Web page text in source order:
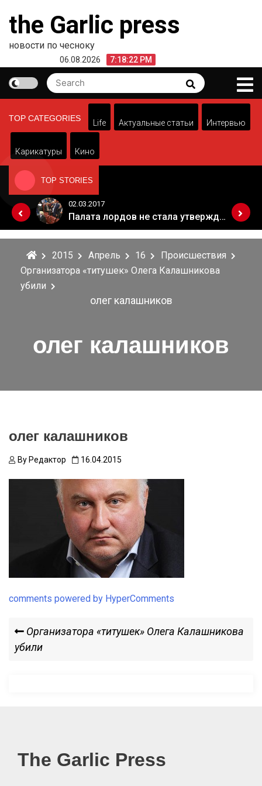
content
the Garlic press
новости по чесноку
06.08.2026 7:18:22 PM
Search
for:
Search
TOP CATEGORIES
Life Актуальные статьи Интервью
Карикатуры Кино
TOP STORIES
Когда Россия разрешит полеты в Грузию. Позиция Кремля
02.03.2017
Палата лордов не стала утверждать законопроект о "брексите"
2015 Апрель 16
Происшествия
Организатора «титушек» Олега Калашникова
убили
олег калашников
олег калашников
олег калашников
By Редактор 16.04.2015
comments powered by HyperComments
Навигация
по
Previous
Post
Организатора «титушек» Олега Калашникова
убили
The Garlic Press